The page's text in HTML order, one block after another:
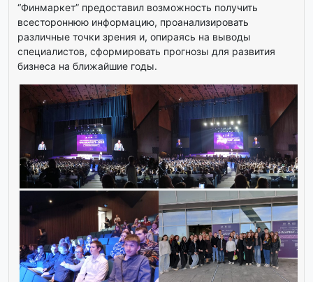
“Финмаркет” предоставил возможность получить
всестороннюю информацию, проанализировать
различные точки зрения и, опираясь на выводы
специалистов, сформировать прогнозы для развития
бизнеса на ближайшие годы.